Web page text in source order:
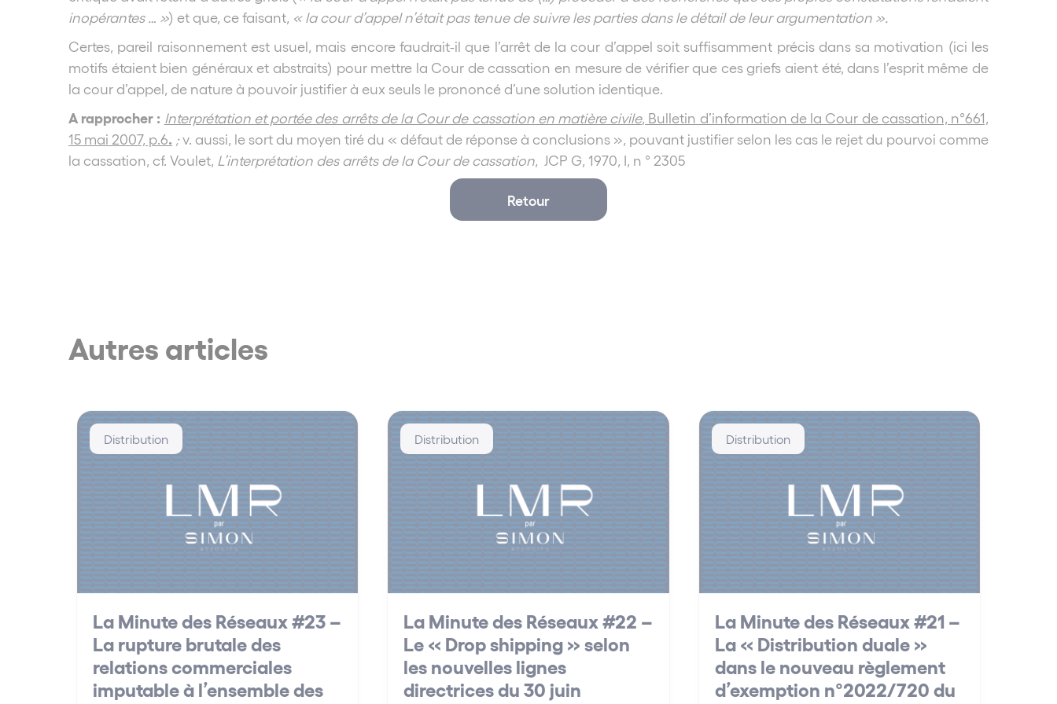
inopérantes … ») et que, ce faisant, « la cour d’appel n’était pas tenue de suivre les parties dans le détail de leur argumentation ».
Certes, pareil raisonnement est usuel, mais encore faudrait-il que l’arrêt de la cour d’appel soit suffisamment précis dans sa motivation (ici les
motifs étaient bien généraux et abstraits) pour mettre la Cour de cassation en mesure de vérifier que ces griefs aient été, dans l’esprit même de
la cour d’appel, de nature à pouvoir justifier à eux seuls le prononcé d’une solution identique.
A rapprocher : Interprétation et portée des arrêts de la Cour de cassation en matière civile, Bulletin d’information de la Cour de cassation, n°661,
15 mai 2007, p.6. ;v. aussi, le sort du moyen tiré du « défaut de réponse à conclusions », pouvant justifier selon les cas le rejet du pourvoi comme
la cassation, cf. Voulet, L’interprétation des arrêts de la Cour de cassation , JCP G, 1970, I, n ° 2305
Retour
Autres articles
Distribution
La Minute des Réseaux #23 –
La rupture brutale des
relations commerciales
imputable à l’ensemble des
Distribution
La Minute des Réseaux #22 –
Le « Drop shipping » selon
les nouvelles lignes
directrices du 30 juin
Distribution
La Minute des Réseaux #21 –
La « Distribution duale »
dans le nouveau règlement
d’exemption n°2022/720 du